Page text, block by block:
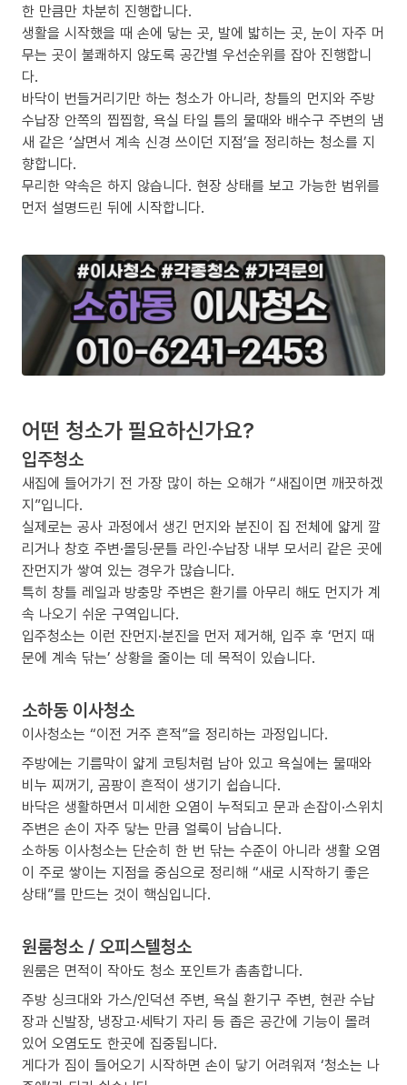
한 만큼만 차분히 진행합니다.
생활을 시작했을 때 손에 닿는 곳, 발에 밟히는 곳, 눈이 자주 머
무는 곳이 불쾌하지 않도록 공간별 우선순위를 잡아 진행합니
다.
바닥이 번들거리기만 하는 청소가 아니라, 창틀의 먼지와 주방
수납장 안쪽의 찝찝함, 욕실 타일 틈의 물때와 배수구 주변의 냄
새 같은 ‘살면서 계속 신경 쓰이던 지점’을 정리하는 청소를 지
향합니다.
무리한 약속은 하지 않습니다. 현장 상태를 보고 가능한 범위를
먼저 설명드린 뒤에 시작합니다.
어떤 청소가 필요하신가요?
입주청소
새집에 들어가기 전 가장 많이 하는 오해가 “새집이면 깨끗하겠
지”입니다.
실제로는 공사 과정에서 생긴 먼지와 분진이 집 전체에 얇게 깔
리거나 창호 주변·몰딩·문틀 라인·수납장 내부 모서리 같은 곳에
잔먼지가 쌓여 있는 경우가 많습니다.
특히 창틀 레일과 방충망 주변은 환기를 아무리 해도 먼지가 계
속 나오기 쉬운 구역입니다.
입주청소는 이런 잔먼지·분진을 먼저 제거해, 입주 후 ‘먼지 때
문에 계속 닦는’ 상황을 줄이는 데 목적이 있습니다.
소하동 이사청소
이사청소는 “이전 거주 흔적”을 정리하는 과정입니다.
주방에는 기름막이 얇게 코팅처럼 남아 있고 욕실에는 물때와
비누 찌꺼기, 곰팡이 흔적이 생기기 쉽습니다.
바닥은 생활하면서 미세한 오염이 누적되고 문과 손잡이·스위치
주변은 손이 자주 닿는 만큼 얼룩이 남습니다.
소하동 이사청소는 단순히 한 번 닦는 수준이 아니라 생활 오염
이 주로 쌓이는 지점을 중심으로 정리해 “새로 시작하기 좋은
상태”를 만드는 것이 핵심입니다.
원룸청소 / 오피스텔청소
원룸은 면적이 작아도 청소 포인트가 촘촘합니다.
주방 싱크대와 가스/인덕션 주변, 욕실 환기구 주변, 현관 수납
장과 신발장, 냉장고·세탁기 자리 등 좁은 공간에 기능이 몰려
있어 오염도도 한곳에 집중됩니다.
게다가 짐이 들어오기 시작하면 손이 닿기 어려워져 ‘청소는 나